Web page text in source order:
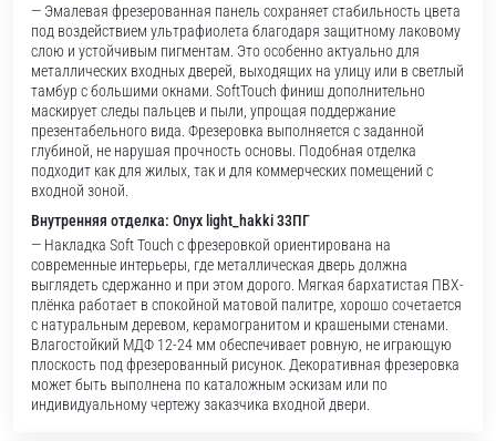
— Эмалевая фрезерованная панель сохраняет стабильность цвета
под воздействием ультрафиолета благодаря защитному лаковому
слою и устойчивым пигментам. Это особенно актуально для
металлических входных дверей, выходящих на улицу или в светлый
тамбур с большими окнами. SoftTouch финиш дополнительно
маскирует следы пальцев и пыли, упрощая поддержание
презентабельного вида. Фрезеровка выполняется с заданной
глубиной, не нарушая прочность основы. Подобная отделка
подходит как для жилых, так и для коммерческих помещений с
входной зоной.
Внутренняя отделка: Onyx light_hakki 33ПГ
— Накладка Soft Touch с фрезеровкой ориентирована на
современные интерьеры, где металлическая дверь должна
выглядеть сдержанно и при этом дорого. Мягкая бархатистая ПВХ-
плёнка работает в спокойной матовой палитре, хорошо сочетается
с натуральным деревом, керамогранитом и крашеными стенами.
Влагостойкий МДФ 12-24 мм обеспечивает ровную, не играющую
плоскость под фрезерованный рисунок. Декоративная фрезеровка
может быть выполнена по каталожным эскизам или по
индивидуальному чертежу заказчика входной двери.